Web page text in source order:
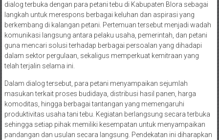
dialog terbuka dengan para petani tebu di Kabupaten Blora sebagai
langkah untuk merespons berbagai keluhan dan aspirasi yang
berkembang di kalangan petani. Pertemuan tersebut menjadi wadah
komunikasi langsung antara pelaku usaha, pemerintah, dan petani
guna mencari solusi terhadap berbagai persoalan yang dihadapi
dalam sektor pergulaan, sekaligus memperkuat kemitraan yang
telah terjalin selama ini.
Dalam dialog tersebut, para petani menyampaikan sejumlah
masukan terkait proses budidaya, distribusi hasil panen, harga
komoditas, hingga berbagai tantangan yang memengaruhi
produktivitas usaha tani tebu. Kegiatan berlangsung secara terbuka
sehingga setiap pihak memiliki kesempatan untuk menyampaikan
pandangan dan usulan secara langsung. Pendekatan ini diharapkan